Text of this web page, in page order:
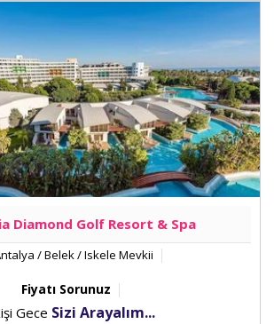
Diamond Golf Resort & Spa
/ Belek / Iskele Mevkii
Fiyatı Sorunuz
Gece Sizi Arayalım...